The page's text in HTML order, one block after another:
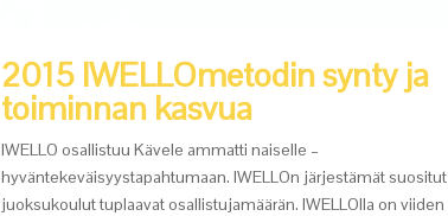
2015 IWELLOmetodin synty ja
toiminnan kasvua
IWELLO osallistuu Kävele ammatti naiselle –
hyväntekeväisyystapahtumaan. IWELLOn järjestämät suositut
juoksukoulut tuplaavat osallistujamäärän. IWELLOllaon viiden